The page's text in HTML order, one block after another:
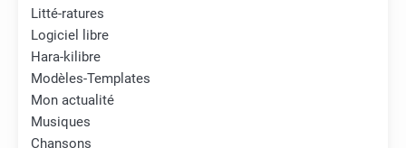
Litté-ratures
Logiciel libre
Hara-kilibre
Modèles-Templates
Mon actualité
Musiques
Chansons